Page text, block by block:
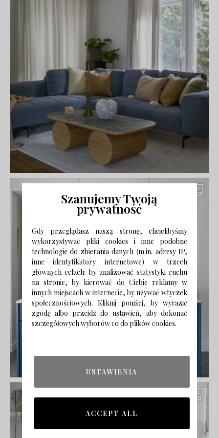
Szanujemy Twoją
prywatność
Gdy przeglądasz naszą stronę, chcielibyśmy
wykorzystywać pliki cookies i inne podobne
technologie do zbierania danych (m.in. adresy IP,
inne identyfikatory internetowe) w trzech
głównych celach: by analizować statystyki ruchu
na stronie, by kierować do Ciebie reklamy w
innych miejscach w internecie, by używać wtyczek
społecznościowych. Kliknij poniżej, by wyrazić
zgodę albo przejdź do ustawień, aby dokonać
szczegółowych wyborów co do plików cookies.
USTAWIENIA
ACCEPT ALL